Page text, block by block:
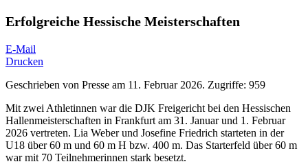
Erfolgreiche Hessische Meisterschaften
E-Mail
Drucken
Geschrieben von Presse am 11. Februar 2026. Zugriffe: 959
Mit zwei Athletinnen war die DJK Freigericht bei den Hessischen
Hallenmeisterschaften in Frankfurt am 31. Januar und 1. Februar
2026 vertreten. Lia Weber und Josefine Friedrich starteten in der
U18 über 60 m und 60 m H bzw. 400 m. Das Starterfeld über 60 m
war mit 70 Teilnehmerinnen stark besetzt.